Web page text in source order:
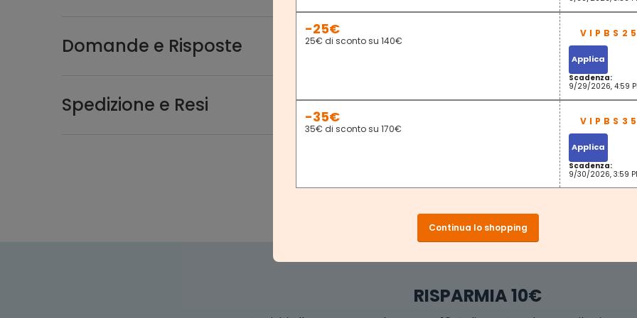
Domande e Risposte
Spedizione e Resi
RISPARMIA 10€
-25€
25€ di sconto su 140€
Applica
Scadenza:
9/29/2026, 4:59
-35€
35€ di sconto su 170€
Applica
Scadenza:
9/30/2026, 3:59
Continua lo shopping